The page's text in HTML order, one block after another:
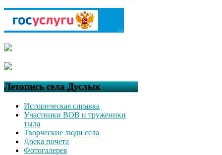
Летопись села Дуслык
Историческая справка
Участники ВОВ и труженики
тыла
Творческие люди села
Доска почета
Фотогалерея